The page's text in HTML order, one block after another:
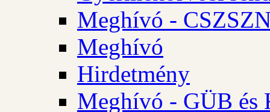
Meghívó -
Meghívó
Hirdetmény
Meghívó - GÜB és